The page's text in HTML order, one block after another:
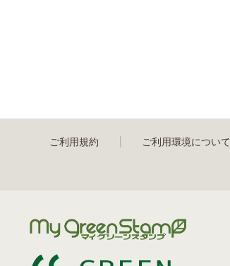
ご利用規約 ご利用環境について